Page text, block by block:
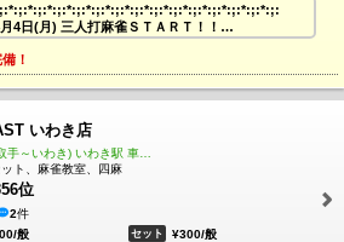
4日(月) 三人打麻雀ＳＴＡＲＴ！！
て三人打麻雀をＳＴＡＲＴ♪
、引き続き四人打もご遊戯いただけます！
！
いわき店
ト、麻雀教室、四麻
位
2件
般 セット ¥300/般